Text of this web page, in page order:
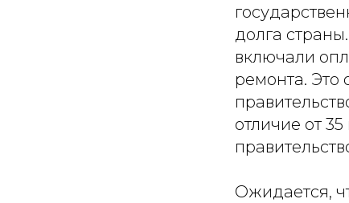
долга
включали
ремонта. Это
отличие от
Ожидается,